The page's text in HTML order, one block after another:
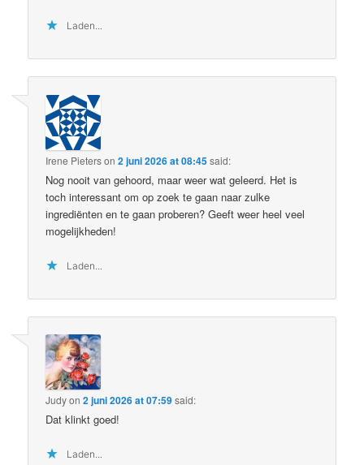
Laden...
Irene Pieterson2 juni 2026 at 08:45said:
Nog nooit van gehoord, maar weer wat geleerd. Het is
toch interessant om op zoek te gaan naar zulke
ingrediënten en te gaan proberen? Geeft weer heel veel
mogelijkheden!
Laden...
Judyon2 juni 2026 at 07:59said:
Dat klinkt goed!
Laden...